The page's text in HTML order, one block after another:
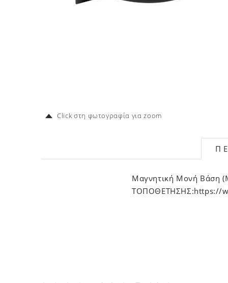
Click στη φωτογραφία για zoom
Μαγνητική Μονή Βάση
ΤΟΠΟΘΕΤΗΣΗΣ:https://